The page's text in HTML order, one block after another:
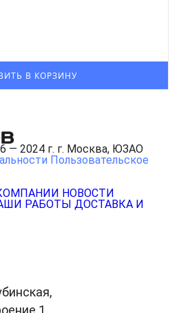
— 2024 г. г. Москва, ЮЗАО
Пользовательское
НОВОСТИ
РАБОТЫ ДОСТАВКА И
1